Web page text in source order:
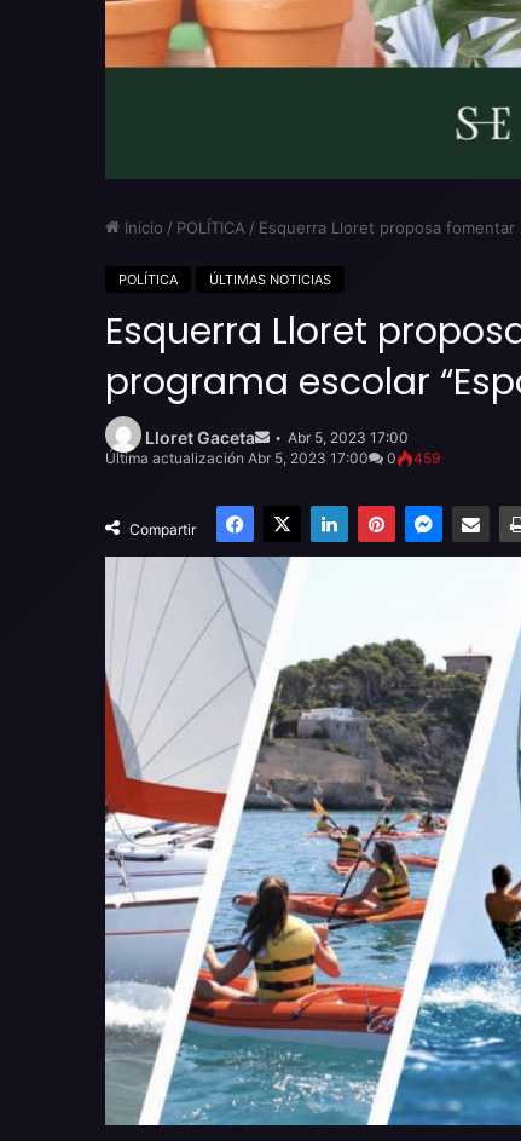
Inicio / POLÍTICA / Esquerra Lloret proposa fomentar
POLÍTICA ÚLTIMAS NOTICIAS
Esquerra Lloret
programa escolar
Lloret Gaceta
email
Abr 5, 2023 17:00
Última actualización Abr 5, 2023 17:00
0 459
Compartir
Facebook
X LinkedInPinterest Compartir por